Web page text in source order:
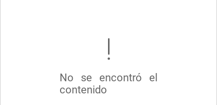
No se encontró el
contenido